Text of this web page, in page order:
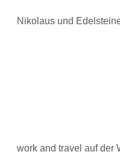
Nikolaus und
work and travel auf der